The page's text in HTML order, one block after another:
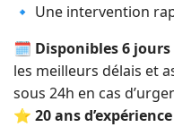
🔹 Une intervention
🗓️ Disponibles 6 jours
les meilleurs délais et
sous 24h en cas
⭐ 20 ans